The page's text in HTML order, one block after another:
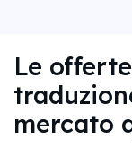
Le
mercato